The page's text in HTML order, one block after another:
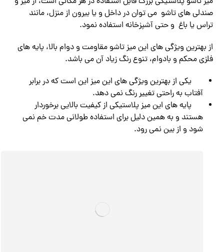
صندلی های تاشو می توان در داخل و یا بیرون از منزل، مانند
تراس یا باغ و حتی آشپزخانه استفاده نمود.
از بهترین ویژگی های این میز تاشو مقاومت و دوام بالا، پایه های
فلزی محکم و بادوام، تنوع رنگ زیاد آن می باشد.
یکی از بهترین ویژگی های این میز این است که در برابر
آفتاب به راحتی تغییر رنگ نمی دهد.
پایه های این میز پلاستیکی از کیفیت بالایی برخوردار
هستند و به همین دلیل برای استفاده طولانی مدت خم نمی
شود و از بین نمی رود.